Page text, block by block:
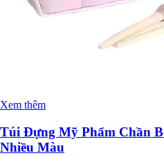
Xem thêm
Túi Đựng Mỹ Phẩm Chần
Nhiều Màu